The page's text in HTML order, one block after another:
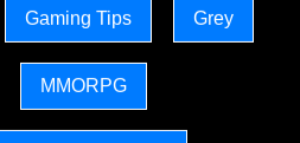
Gaming Tips Grey
MMORPG